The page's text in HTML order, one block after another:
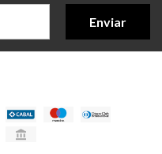
Enviar